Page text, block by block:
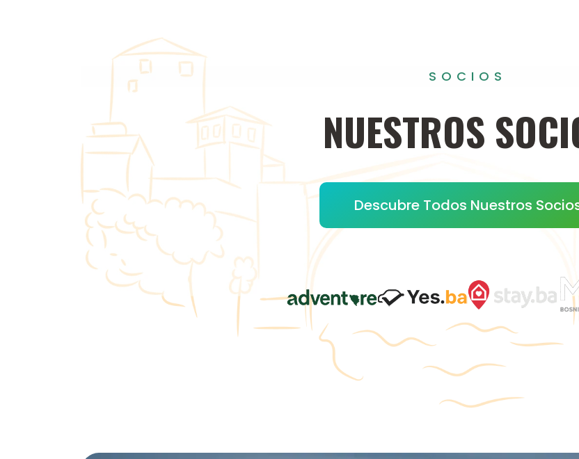
SOCIOS
NUESTROS
Descubre Todos Nuestros